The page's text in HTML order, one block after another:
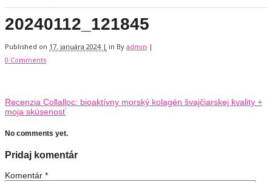
20240112_121845
Published on 17. januára 2024 | in By admin |
0 Comments
Recenzia Collalloc: bioaktívny morský kolagén švajčiarskej kvality +
moja skúsenosť
No comments yet.
Pridaj komentár
Komentár *